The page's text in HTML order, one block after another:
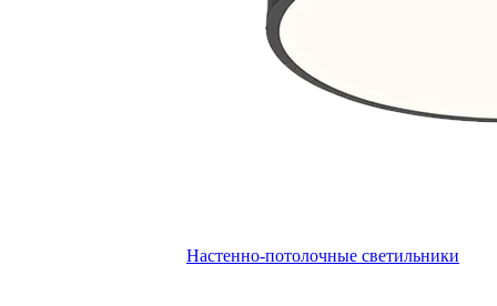
Настенно-потолочные светильники